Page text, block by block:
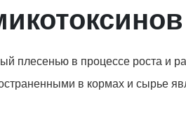
плесенью в процессе роста и
в кормах и сырье